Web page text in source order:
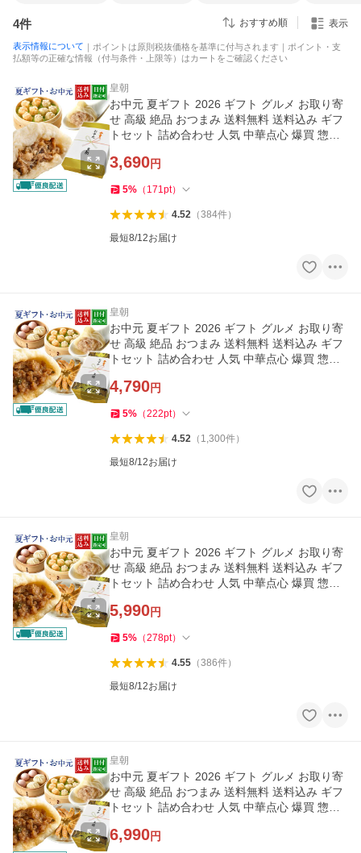
4件 おすすめ順 表示
表示情報について ｜ポイントは原則税抜価格を基準に付与されます｜ポイント・支
払額等の正確な情報（付与条件・上限等）はカートをご確認ください
皇朝
お中元 夏ギフト 2026 ギフト グルメ お取り寄
せ 高級 絶品 おつまみ 送料無料 送料込み ギフ
トセット 詰め合わせ 人気 中華点心 爆買 惣菜
3,690円
5% （ 171pt）
4.52（384件）
最短8/12お届け
皇朝
お中元 夏ギフト 2026 ギフト グルメ お取り寄
せ 高級 絶品 おつまみ 送料無料 送料込み ギフ
トセット 詰め合わせ 人気 中華点心 爆買 惣菜
4,790円
5% （222pt）
4.52（ 1,300件）
最短8/12お届け
皇朝
お中元 夏ギフト 2026 ギフト グルメ お取り寄
せ 高級 絶品 おつまみ 送料無料 送料込み ギフ
トセット 詰め合わせ 人気 中華点心 爆買 惣菜
5,990円
5% （278pt）
4.55（386件）
最短8/12お届け
皇朝
お中元 夏ギフト 2026 ギフト グルメ お取り寄
せ 高級 絶品 おつまみ 送料無料 送料込み ギフ
トセット 詰め合わせ 人気 中華点心 爆買 惣菜
6,990円